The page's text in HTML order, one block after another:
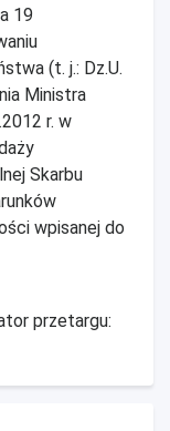
19
(t. j.: Dz.U.
Ministra
r. w
Skarbu
wpisanej do
przetargu: